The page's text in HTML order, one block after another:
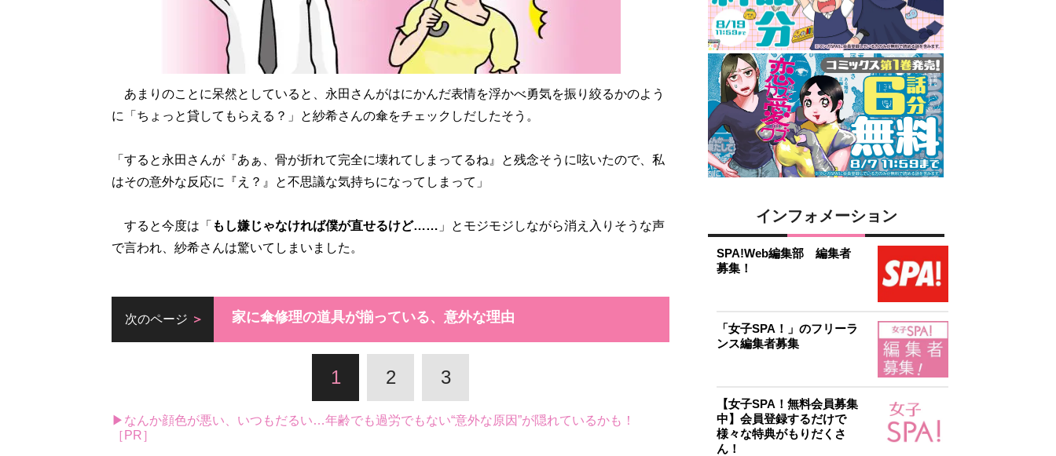
あまりのことに呆然としていると、永田さんがはにかんだ表情を浮かべ勇気を振り絞るかのよう
に「ちょっと貸してもらえる？」と紗希さんの傘をチェックしだしたそう。
「すると永田さんが『あぁ、骨が折れて完全に壊れてしまってるね』と残念そうに呟いたので、私
はその意外な反応に『え？』と不思議な気持ちになってしまって」
すると今度は「 もし嫌じゃなければ僕が直せるけど…… 」とモジモジしながら消え入りそうな声
で言われ、紗希さんは驚いてしまいました。
次のページ 家に傘修理の道具が揃っている、意外な理由
1 2 3
▶なんか顔色が悪い、いつもだるい…年齢でも過労でもない“意外な原因”が隠れているかも！
［PR］
インフォメーション
SPA!Web編集部 編集者
募集！
「女子SPA！」のフリーラ
ンス編集者募集
【女子SPA！無料会員募集
中】会員登録するだけで
様々な特典がもりだくさ
ん！